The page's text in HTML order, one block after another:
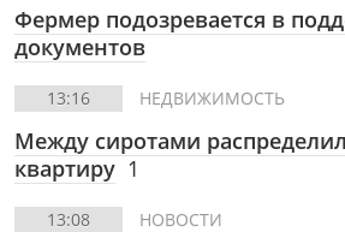
Фермер подозревается в
документов
13:16 НЕДВИЖИМОСТЬ
Между сиротами
квартиру 1
13:08 НОВОСТИ